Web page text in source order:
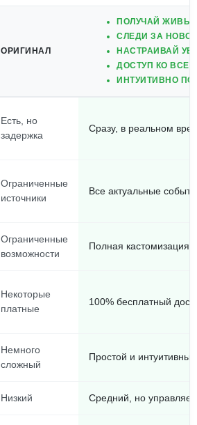
ОРИГИНАЛ
ПОЛУЧАЙ
СЛЕДИ ЗА
НАСТРАИВАЙ
ДОСТУП КО
ИНТУИТИВНО
Есть, но
задержка
Сразу, в реальном
Ограниченные
источники
Все актуальные
Ограниченные
возможности
Полная кастомизация
Некоторые
платные
100% бесплатный
Немного
сложный
Простой и интуитивный
Низкий Средний, но